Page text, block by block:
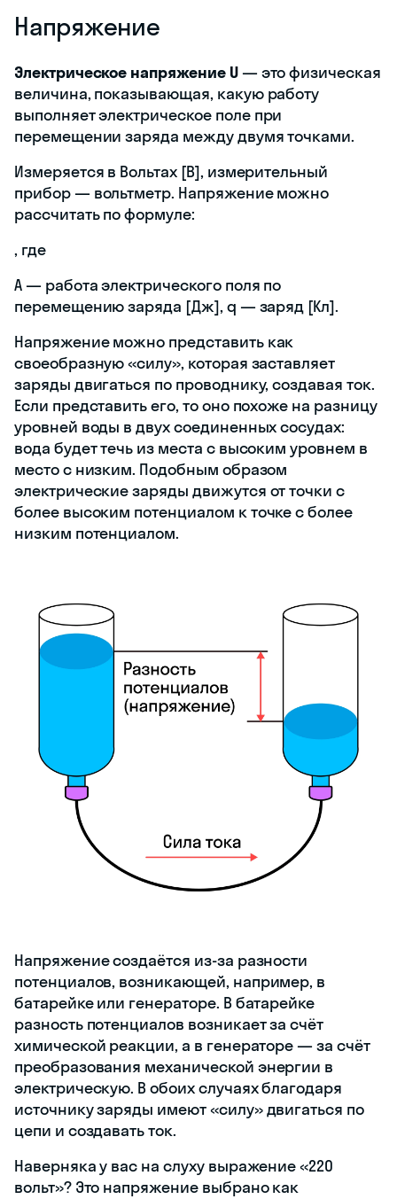
Напряжение
Электрическое напряжение U— это физическая
величина, показывающая, какую работу
выполняет электрическое поле при
перемещении заряда между двумя точками.
Измеряется в Вольтах [В], измерительный
прибор — вольтметр. Напряжение можно
рассчитать по формуле:
, где
А — работа электрического поля по
перемещению заряда [Дж], q — заряд [Кл].
Напряжение можно представить как
своеобразную «силу», которая заставляет
заряды двигаться по проводнику, создавая ток.
Если представить его, то оно похоже на разницу
уровней воды в двух соединенных сосудах:
вода будет течь из места с высоким уровнем в
место с низким. Подобным образом
электрические заряды движутся от точки с
более высоким потенциалом к точке с более
низким потенциалом.
Напряжение создаётся из-за разности
потенциалов, возникающей, например, в
батарейке или генераторе. В батарейке
разность потенциалов возникает за счёт
химической реакции, а в генераторе — за счёт
преобразования механической энергии в
электрическую. В обоих случаях благодаря
источнику заряды имеют «силу» двигаться по
цепи и создавать ток.
Наверняка у вас на слуху выражение «220
вольт»? Это напряжение выбрано как